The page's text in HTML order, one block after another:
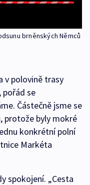
brněnských Němců
v polovině trasy
pořád se
Částečně jsme se
protože byly mokré
konkrétní polní
Markéta
spokojení. „Cesta